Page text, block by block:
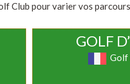
Club pour varier vos
GOLF
Golf